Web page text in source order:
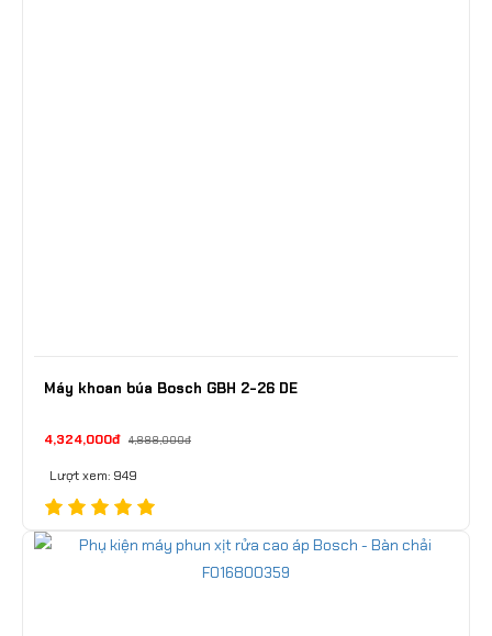
Máy khoan búa Bosch GBH 2-26 DE
4,324,000đ 4,888,000đ
Lượt xem: 949